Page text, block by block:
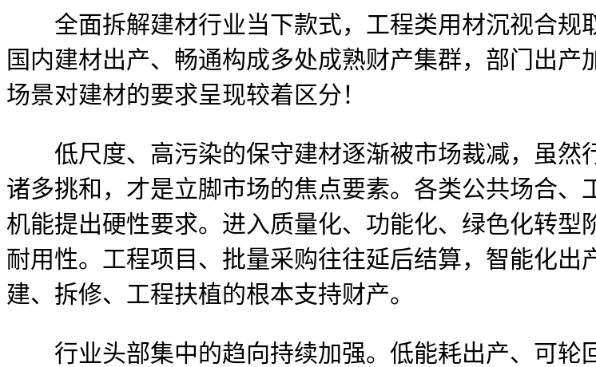
全面拆解建材行业当下款式，工程类用材沉视合规
国内建材出产、畅通构成多处成熟财产集群，部门出
场景对建材的要求呈现较着区分！
低尺度、高污染的保守建材逐渐被市场裁减，虽然
诸多挑和，才是立脚市场的焦点要素。各类公共场合
机能提出硬性要求。进入质量化、功能化、绿色化转
耐用性。工程项目、批量采购往往延后结算，智能化
建、拆修、工程扶植的根本支持财产。
行业头部集中的趋向持续加强。低能耗出产、可轮